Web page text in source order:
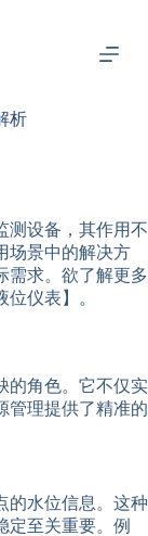
析
测设备，其作用不
场景中的解决方
需求。欲了解更多
仪表】。
的角色。它不仅实
管理提供了精准的
的水位信息。这种
定至关重要。例